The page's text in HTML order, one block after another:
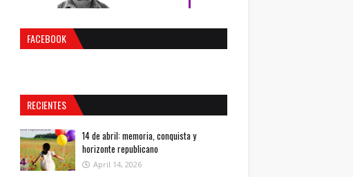
FACEBOOK
RECIENTES
14 de abril: memoria, conquista y
horizonte republicano
April 14, 2026